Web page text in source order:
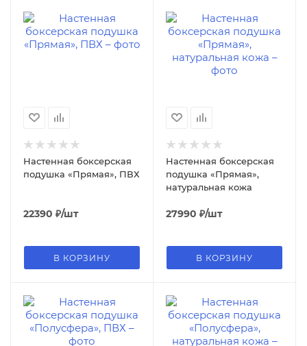
Настенная боксерская
подушка «Прямая», ПВХ
22390 ₽/шт
В КОРЗИНУ
Настенная боксерская
подушка «Прямая»,
натуральная кожа
27990 ₽/шт
В КОРЗИНУ